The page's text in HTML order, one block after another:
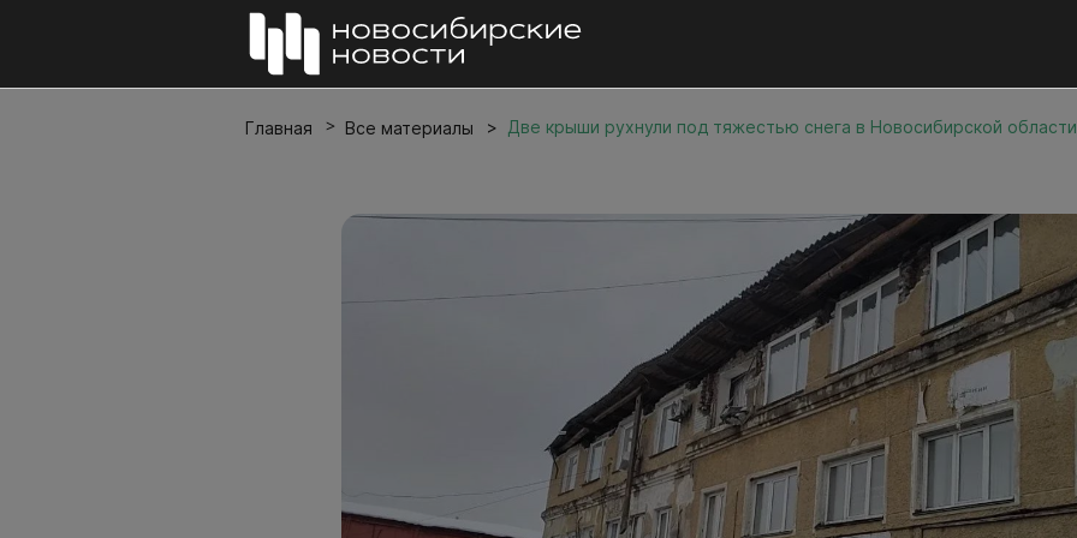
Главная Все материалы Две крыши рухнули под тяжестью снега в Новосибирской области